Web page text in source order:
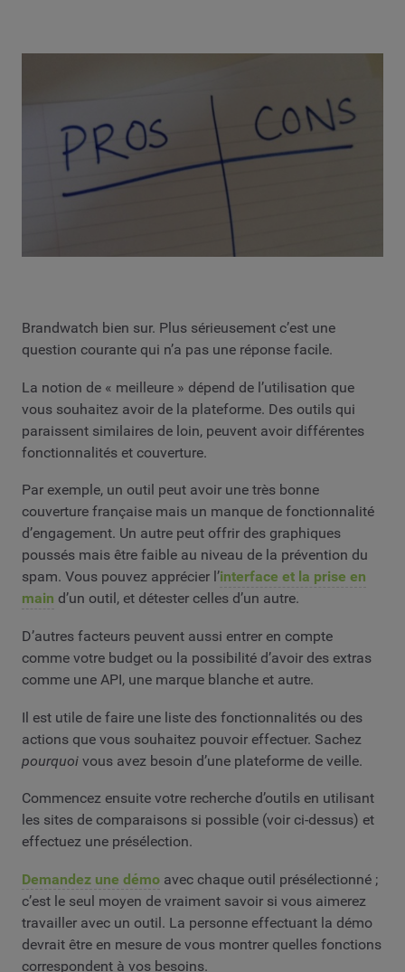
Brandwatch bien sur. Plus sérieusement c’est une
question courante qui n’a pas une réponse facile.
La notion de « meilleure » dépend de l’utilisation que
vous souhaitez avoir de la plateforme. Des outils qui
paraissent similaires de loin, peuvent avoir différentes
fonctionnalités et couverture.
Par exemple, un outil peut avoir une très bonne
couverture française mais un manque de fonctionnalité
d’engagement. Un autre peut offrir des graphiques
poussés mais être faible au niveau de la prévention du
spam. Vous pouvez apprécier l’interface et la prise en
main d’un outil, et détester celles d’un autre.
D’autres facteurs peuvent aussi entrer en compte
comme votre budget ou la possibilité d’avoir des extras
comme une API, une marque blanche et autre.
Il est utile de faire une liste des fonctionnalités ou des
actions que vous souhaitez pouvoir effectuer. Sachez
pourquoi vous avez besoin d’une plateforme de veille.
Commencez ensuite votre recherche d’outils en utilisant
les sites de comparaisons si possible (voir ci-dessus) et
effectuez une présélection.
Demandez une démo avec chaque outil présélectionné ;
c’est le seul moyen de vraiment savoir si vous aimerez
travailler avec un outil. La personne effectuant la démo
devrait être en mesure de vous montrer quelles fonctions
correspondent à vos besoins.